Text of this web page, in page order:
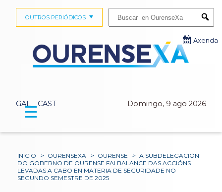
GAL CAST Domingo, 9 ago 2026
OUTROS PERIÓDICOS
Axenda
☰
INICIO > OURENSEXA > OURENSE > A SUBDELEGACIÓN
DO GOBERNO DE OURENSE FAI BALANCE DAS ACCIÓNS
LEVADAS A CABO EN MATERIA DE SEGURIDADE NO
SEGUNDO SEMESTRE DE 2025